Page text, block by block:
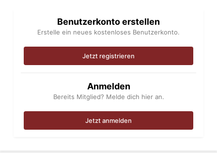
Benutzerkonto erstellen
Erstelle ein neues kostenloses Benutzerkonto.
Jetzt registrieren
Anmelden
Bereits Mitglied? Melde dich hier an.
Jetzt anmelden